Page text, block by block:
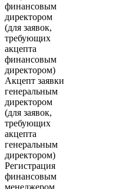
финансовым
директором
(для заявок,
требующих
акцепта
финансовым
директором)
Акцепт заявки
генеральным
директором
(для заявок,
требующих
акцепта
генеральным
директором)
Регистрация
финансовым
менеджером